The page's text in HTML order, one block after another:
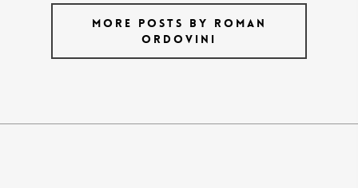
More posts by Roman
Ordovini